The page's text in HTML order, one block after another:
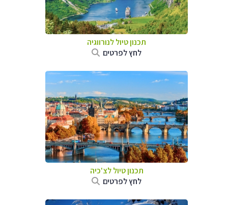
תכנון טיול לנורווגיה
לחץ לפרטים
תכנון טיול לצ'כיה
לחץ לפרטים